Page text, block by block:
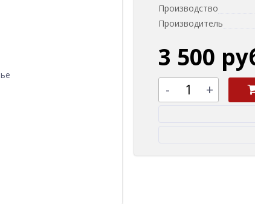
Производство
Производитель
3 500
- +